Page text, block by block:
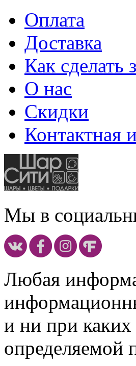
Оплата
Доставка
Как сделать
О нас
Скидки
Контактная
Мы в
Любая
и ни при каких
определяемой